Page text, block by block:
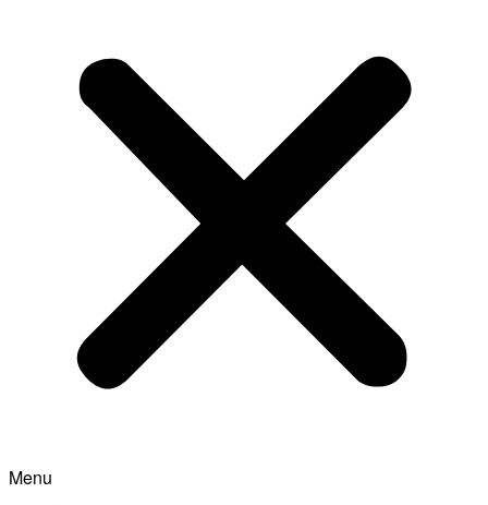
Menu